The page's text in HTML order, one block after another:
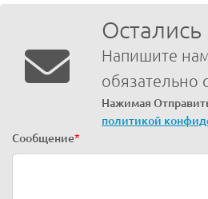
Напишите
обязательно
Нажимая
политикой
Сообщение*